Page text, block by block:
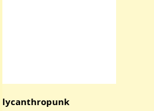
lycanthropunk